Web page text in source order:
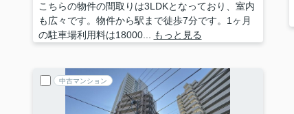
こちらの物件の間取りは3LDKとなっており、室内
も広々です。物件から駅まで徒歩7分です。1ヶ月
の駐車場利用料は18000...
もっと見る
中古マンション